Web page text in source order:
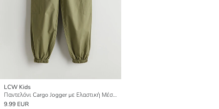
LCW Kids
Παντελόνι Cargo Jogger με Ελαστική Μέση για Κορίτσια
9.99 EUR